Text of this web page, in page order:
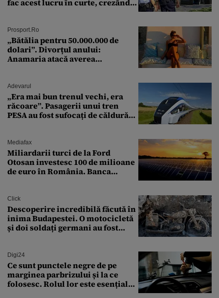
fac acest lucru în curte, crezând
Prosport.ro
„Bătălia pentru 50.000.000 de
dolari”. Divorțul anului:
Anamaria atacă averea
Adevarul
„Era mai bun trenul vechi, era
răcoare”. Pasagerii unui tren
PESA au fost sufocați de căldură
Mediafax
Miliardarii turci de la Ford
Otosan investesc 100 de milioane
de euro în România. Banca
Click
Descoperire incredibilă făcută în
inima Budapestei. O motocicletă
și doi soldați germani au fost
Digi24
Ce sunt punctele negre de pe
marginea parbrizului și la ce
folosesc. Rolul lor este esențial